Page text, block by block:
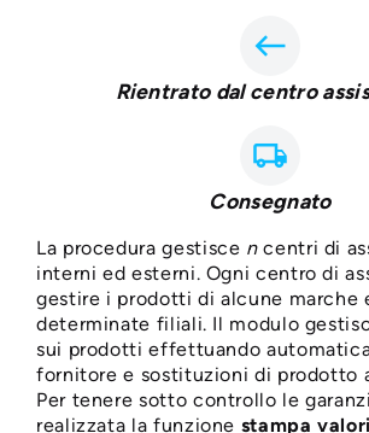
west
Rientrato dal centro
local_shipping
Consegnato
La procedura gestisce ncentri di
interni ed esterni. Ogni centro di
gestire i prodotti di alcune marche
determinate filiali. Il modulo
sui prodotti effettuando
fornitore e sostituzioni di prodotto
Per tenere sotto controllo le
realizzata la funzione stampa